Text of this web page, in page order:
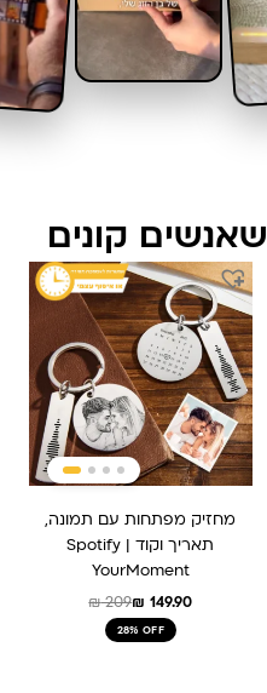
שאנשים קונים
מחזיק מפתחות עם תמונה,
תאריך וקוד Spotify |
YourMoment
₪209
המחיר
המקורי
היה:
₪ 209.
₪ 149.90
המחיר
הנוכחי
הוא:
₪ 149.90.
28% OFF